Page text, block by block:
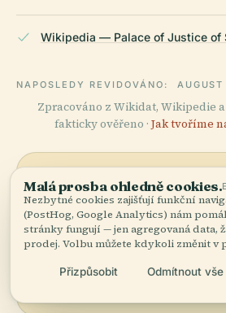
Wikipedia — Palace of Justice of
NAPOSLEDY REVIDOVÁNO:
Zpracováno z Wikidat, Wikipedie
fakticky ověřeno · Jak tvoříme
Prozkoumejte
okolí
Podívejte se na Palác
Spravedlnosti na mapě a
Malá prosba ohledně cookies.
Nezbytné cookies zajišťují funkční
(PostHog, Google Analytics) nám
stránky fungují — jen agregovaná data,
prodej. Volbu můžete kdykoli změnit v
Přizpůsobit Odmítnout vše